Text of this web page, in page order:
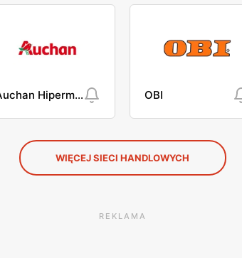
Auchan Hipermarket OBI
WIĘCEJ SIECI HANDLOWYCH
REKLAMA